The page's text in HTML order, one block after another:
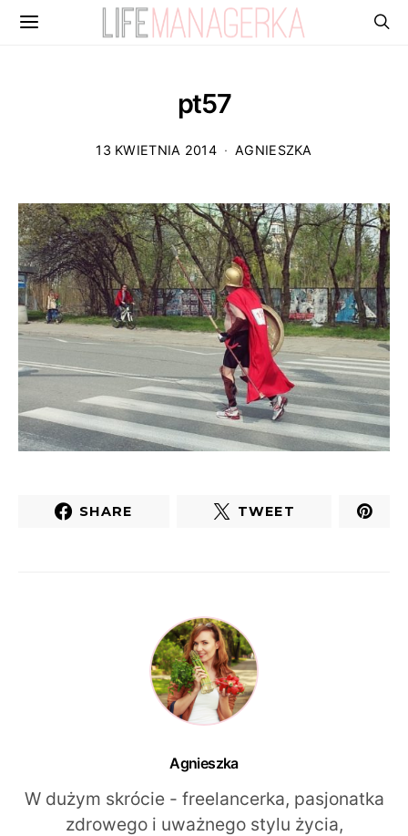
pt57
13 KWIETNIA 2014 AGNIESZKA
SHARE TWEET
Agnieszka
W dużym skrócie - freelancerka, pasjonatka
zdrowego i uważnego stylu życia,